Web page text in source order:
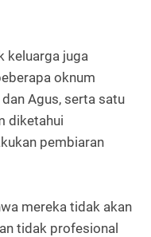
keluarga juga
oknum
Agus, serta satu
diketahui
pembiaran
mereka tidak akan
tidak profesional